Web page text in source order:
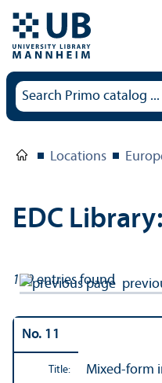
Locations
EDC
179entries found
No. 11
Title:
Mixed-form